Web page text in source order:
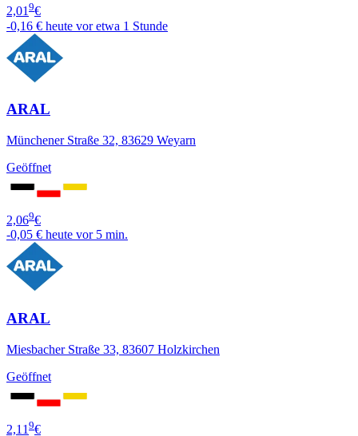
2,019€
-0,16 € heute vor etwa 1 Stunde
ARAL
Münchener Straße 32, 83629 Weyarn
Geöffnet
2,069€
-0,05 € heute vor 5 min.
ARAL
Miesbacher Straße 33, 83607 Holzkirchen
Geöffnet
2,11 9€